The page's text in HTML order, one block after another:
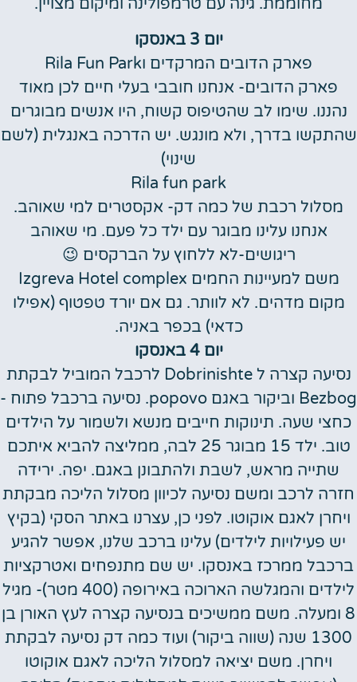
מחוממת. גינה עם טרמפולינה ומיקום מצויין.
יום 3 באנסקו
פארק הדובים המרקדים וRila Fun Park
פארק הדובים- אנחנו חובבי בעלי חיים לכן מאוד
נהננו. שימו לב שהטיפוס קשוח, היו אנשים מבוגרים
שהתקשו בדרך, ולא מונגש. יש הדרכה באנגלית (לשם
שינוי)
Rila fun park
מסלול רכבת של כמה דק- אקסטרים למי שאוהב.
אנחנו עלינו מבוגר עם ילד כל פעם. מי שאוהב
ריגושים-לא ללחוץ על הברקסים 😉
משם למעיינות החמים Izgreva Hotel complex
מקום מדהים. לא לוותר. גם אם יורד טפטוף (אפילו
כדאי) בכפר באניה.
יום 4 באנסקו
נסיעה קצרה ל Dobrinishte לרכבל המוביל לבקתת
Bezbog וביקור באגם popovo. נסיעה ברכבל פתוח -
כחצי שעה. תינוקות חייבים מנשא ולשמור על הילדים
טוב. ילד 15 מבוגר 25 לבה, ממליצה להביא איתכם
שתייה מראש, לשבת ולהתבונן באגם. יפה. ירידה
חזרה לרכב ומשם נסיעה לכיוון מסלול הליכה מבקתת
ויחרן לאגם אוקוטו. לפני כן, עצרנו באתר הסקי (בקיץ
יש פעילויות לילדים) עלינו ברכב שלנו, אפשר להגיע
ברכבל ממרכז באנסקו. יש שם מתנפחים ואטרקציות
לילדים והמגלשה הארוכה באירופה (400 מטר)- מגיל
8 ומעלה. משם ממשיכים בנסיעה קצרה לעץ האורן בן
1300 שנה (שווה ביקור) ועוד כמה דק נסיעה לבקתת
ויחרן. משם יציאה למסלול הליכה לאגם אוקוטו